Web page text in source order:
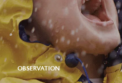
OBSERVATION